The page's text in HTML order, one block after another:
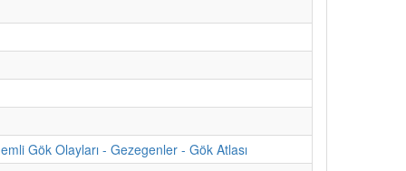
Gök Olayları - Gezegenler - Gök Atlası